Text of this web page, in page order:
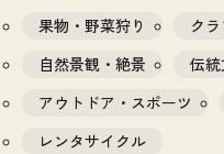
果物・野菜狩り
ク
自然景観・絶景
伝
アウトドア・スポーツ
レンタサイクル